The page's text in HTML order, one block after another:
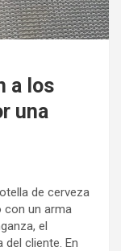
a los
una
de cerveza
con un arma
el
cliente. En